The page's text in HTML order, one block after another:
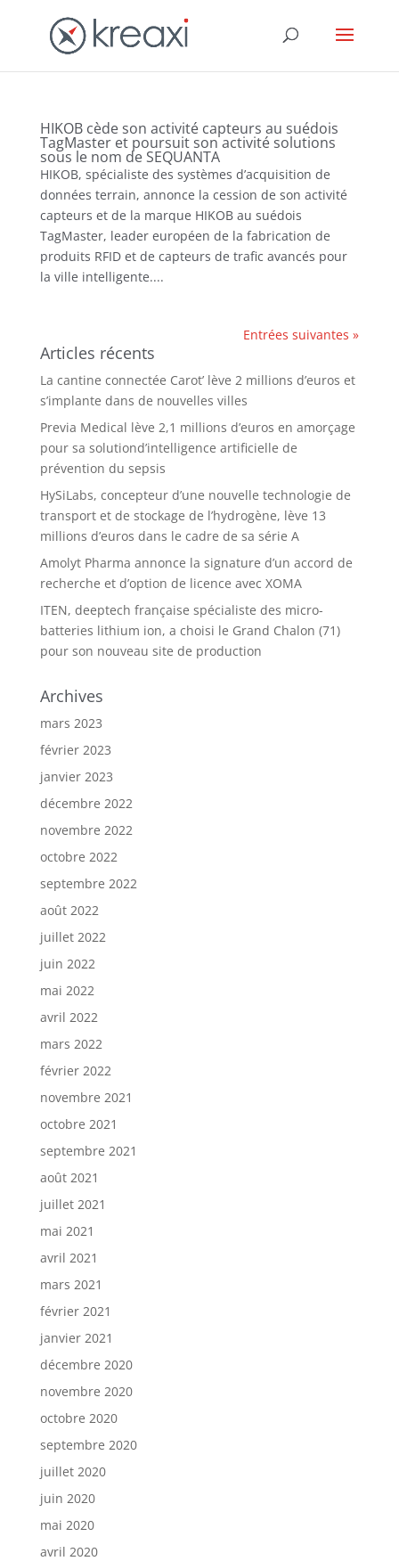
HIKOB cède son activité capteurs au suédois
TagMaster et poursuit son activité solutions
sous le nom de SEQUANTA
HIKOB, spécialiste des systèmes d’acquisition de
données terrain, annonce la cession de son activité
capteurs et de la marque HIKOB au suédois
TagMaster, leader européen de la fabrication de
produits RFID et de capteurs de trafic avancés pour
la ville intelligente....
Entrées suivantes »
Articles récents
La cantine connectée Carot’ lève 2 millions d’euros et
s’implante dans de nouvelles villes
Previa Medical lève 2,1 millions d’euros en amorçage
pour sa solutiond’intelligence artificielle de
prévention du sepsis
HySiLabs, concepteur d’une nouvelle technologie de
transport et de stockage de l’hydrogène, lève 13
millions d’euros dans le cadre de sa série A
Amolyt Pharma annonce la signature d’un accord de
recherche et d’option de licence avec XOMA
ITEN, deeptech française spécialiste des micro-
batteries lithium ion, a choisi le Grand Chalon (71)
pour son nouveau site de production
Archives
mars 2023
février 2023
janvier 2023
décembre 2022
novembre 2022
octobre 2022
septembre 2022
août 2022
juillet 2022
juin 2022
mai 2022
avril 2022
mars 2022
février 2022
novembre 2021
octobre 2021
septembre 2021
août 2021
juillet 2021
mai 2021
avril 2021
mars 2021
février 2021
janvier 2021
décembre 2020
novembre 2020
octobre 2020
septembre 2020
juillet 2020
juin 2020
mai 2020
avril 2020